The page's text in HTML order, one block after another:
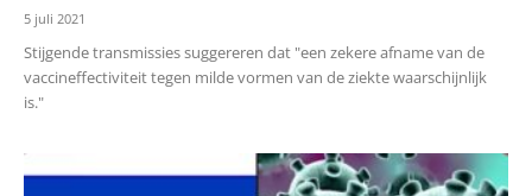
5 juli 2021
Stijgende transmissies suggereren dat "een zekere afname van de
vaccineffectiviteit tegen milde vormen van de ziekte waarschijnlijk
is."